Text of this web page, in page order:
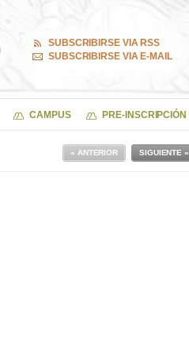
SUBSCRIBIRSE VIA RSS
SUBSCRIBIRSE VIA E-MAIL
CAMPUS PRE-INSCRIPCIÓN
SIGUIENTE »
« ANTERIOR